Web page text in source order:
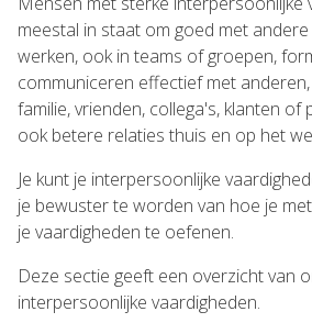
meestal in staat om goed met
werken, ook in teams of groepen,
communiceren effectief met
familie, vrienden, collega's, klanten of
ook betere relaties thuis en op het
Je kunt je interpersoonlijke
je bewuster te worden van hoe je
je vaardigheden te oefenen.
Deze sectie geeft een overzicht van
interpersoonlijke vaardigheden.